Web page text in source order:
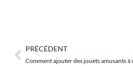
Précédent
PRÉCÉDENT
Comment ajouter des jouets amusants